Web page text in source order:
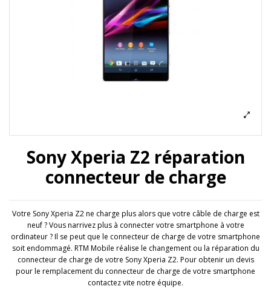
Sony Xperia Z2 réparation
connecteur de charge
Votre Sony Xperia Z2 ne charge plus alors que votre câble de charge est
neuf ? Vous narrivez plus à connecter votre smartphone à votre
ordinateur ? Il se peut que le connecteur de charge de votre smartphone
soit endommagé. RTM Mobile réalise le changement ou la réparation du
connecteur de charge de votre Sony Xperia Z2. Pour obtenir un devis
pour le remplacement du connecteur de charge de votre smartphone
contactez vite notre équipe.